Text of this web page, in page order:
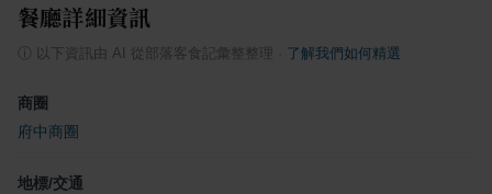
餐廳詳細資訊
以下資訊由 AI 從部落客食記彙整整理 了解我們如何精選
商圈
府中商圈
地標/交通